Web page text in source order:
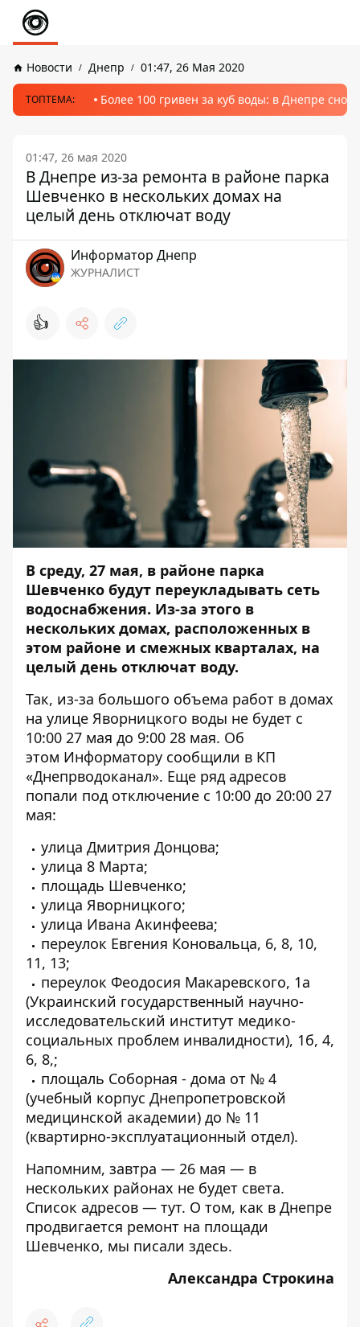
Новости Днепр 01:47, 26 Мая 2020
ТОПТЕМА: Более 100 гривен за куб воды: в Днепре
01:47, 26 мая 2020
В Днепре из-за ремонта в районе парка
Шевченко в нескольких домах на
целый день отключат воду
Информатор Днепр
ЖУРНАЛИСТ
👍
В среду, 27 мая, в районе парка
Шевченко будут переукладывать сеть
водоснабжения. Из-за этого в
нескольких домах, расположенных в
этом районе и смежных кварталах, на
целый день отключат воду.
Так, из-за большого объема работ в домах
на улице Яворницкого воды не будет с
10:00 27 мая до 9:00 28 мая. Об
этом Информатору сообщили в КП
«Днепрводоканал». Еще ряд адресов
попали под отключение с 10:00 до 20:00 27
мая:
улица Дмитрия Донцова;
улица 8 Марта;
площадь Шевченко;
улица Яворницкого;
улица Ивана Акинфеева;
переулок Евгения Коновальца, 6, 8, 10,
11, 13;
переулок Феодосия Макаревского, 1а
(Украинский государственный научно-
исследовательский институт медико-
социальных проблем инвалидности), 1б, 4,
6, 8,;
площаль Соборная - дома от № 4
(учебный корпус Днепропетровской
медицинской академии) до № 11
(квартирно-эксплуатационный отдел).
Напомним, завтра — 26 мая — в
нескольких районах не будет света.
Список адресов — тут. О том, как в Днепре
продвигается ремонт на площади
Шевченко, мы писали здесь.
Александра Строкина